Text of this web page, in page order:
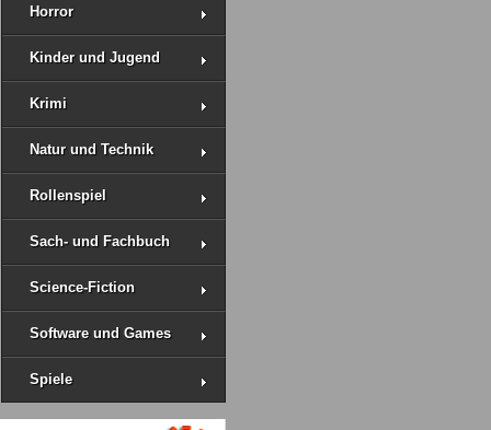
Horror
Kinder und Jugend
Krimi
Natur und Technik
Rollenspiel
Sach- und Fachbuch
Science-Fiction
Software und Games
Spiele